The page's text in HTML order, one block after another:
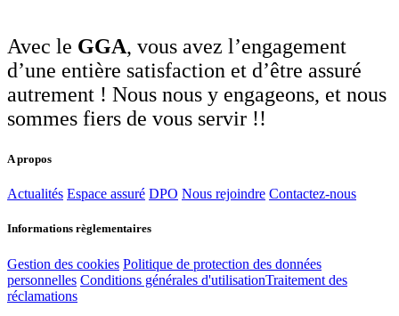
Avec le GGA, vous avez l’engagement
d’une entière satisfaction et d’être assuré
autrement ! Nous nous y engageons, et nous
sommes fiers de vous servir !!
A propos
Actualités Espace assuré DPO Nous rejoindre Contactez-nous
Informations règlementaires
Gestion des cookies Politique de protection des données
personnelles Conditions générales d'utilisationTraitement des
réclamations